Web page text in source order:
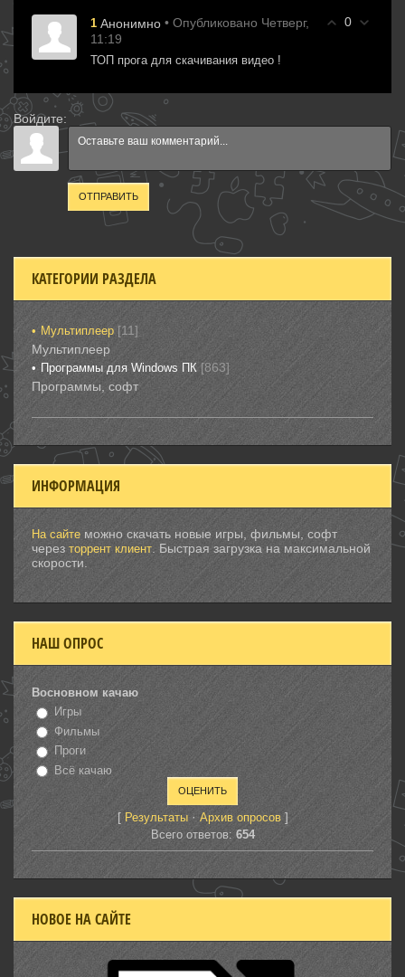
0
1 Анонимно • Опубликовано Четверг,
11:19
ТОП прога для скачивания видео !
Войдите:
ОТПРАВИТЬ
КАТЕГОРИИ РАЗДЕЛА
Мультиплеер [11]
Мультиплеер
Программы для Windows ПК [863]
Программы, софт
ИНФОРМАЦИЯ
На сайте можно скачать новые игры, фильмы, софт
через торрент клиент . Быстрая загрузка на максимальной
скорости.
НАШ ОПРОС
Восновном качаю
Игры
Фильмы
Проги
Всё качаю
[ Результаты· Архив опросов]
Всего ответов: 654
НОВОЕ НА САЙТЕ